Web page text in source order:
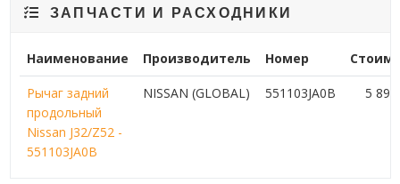
ЗАПЧАСТИ И РАСХОДНИКИ
Наименование Производитель Номер
Рычаг задний
продольный
Nissan J32/Z52 -
551103JA0B
NISSAN (GLOBAL) 551103JA0B 5 890